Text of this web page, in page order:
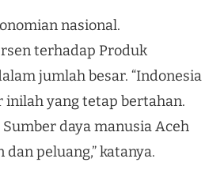
nasional.
terhadap Produk
jumlah besar. “Indonesia
inilah yang tetap bertahan.
daya manusia Aceh
peluang,” katanya.